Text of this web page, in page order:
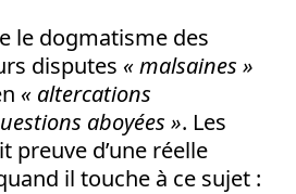
le dogmatisme des
disputes « malsaines »
« altercations
aboyées ». Les
preuve d’une réelle
il touche à ce sujet :